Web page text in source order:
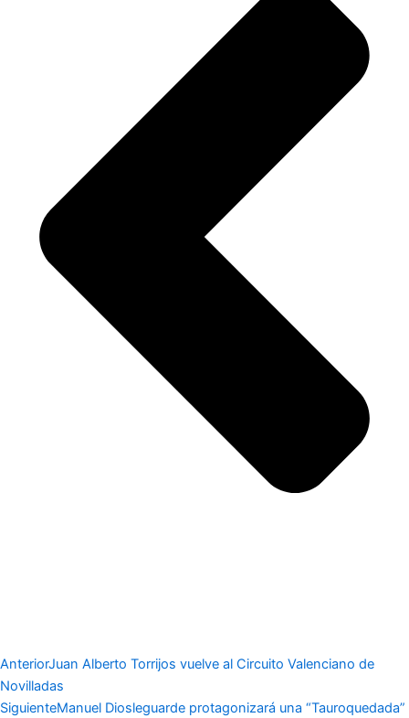
AnteriorJuan Alberto Torrijos vuelve al Circuito Valenciano de
Novilladas
SiguienteManuel Diosleguarde protagonizará una “Tauroquedada”